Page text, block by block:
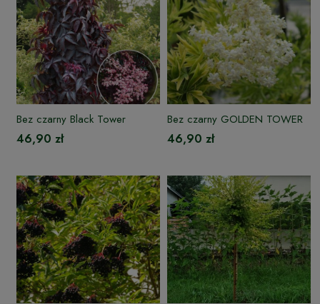
Bez czarny Black Tower
46,90 zł
Bez czarny GOLDEN TOWER
46,90 zł